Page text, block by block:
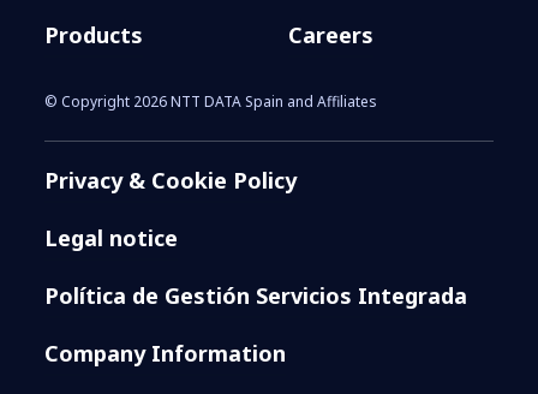
Products
Careers
© Copyright 2026 NTT DATA Spain and Affiliates
Privacy & Cookie Policy
Legal notice
Política de Gestión Servicios Integrada
Company Information